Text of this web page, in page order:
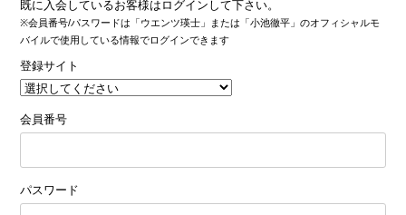
既に入会しているお客様はログインして下さい。
※会員番号/パスワードは「ウエンツ瑛士」または「小池徹平」のオフィシャルモ
バイルで使用している情報でログインできます
登録サイト
会員番号
パスワード